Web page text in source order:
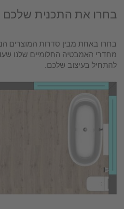
בחרו את התכנית שלכם
בחרו באחת מבין סדרות המוצרים
מחדרי האמבטיה החלומיים שלנו
להתחיל בעיצוב שלכם.